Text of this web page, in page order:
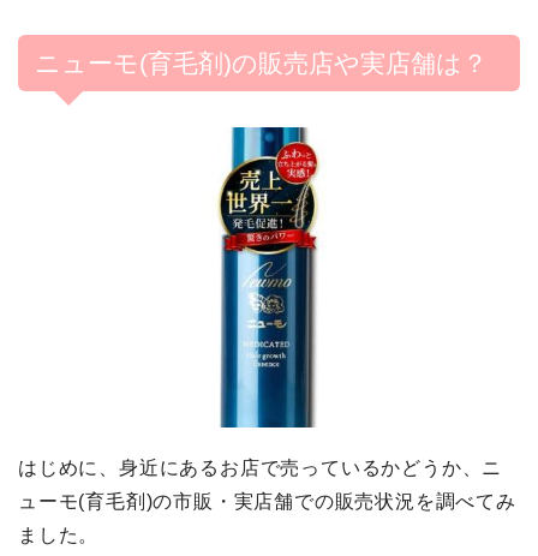
ニューモ(育毛剤)の販売店や実店舗は？
はじめに、身近にあるお店で売っているかどうか、ニ
ューモ(育毛剤)の市販・実店舗での販売状況を調べてみ
ました。